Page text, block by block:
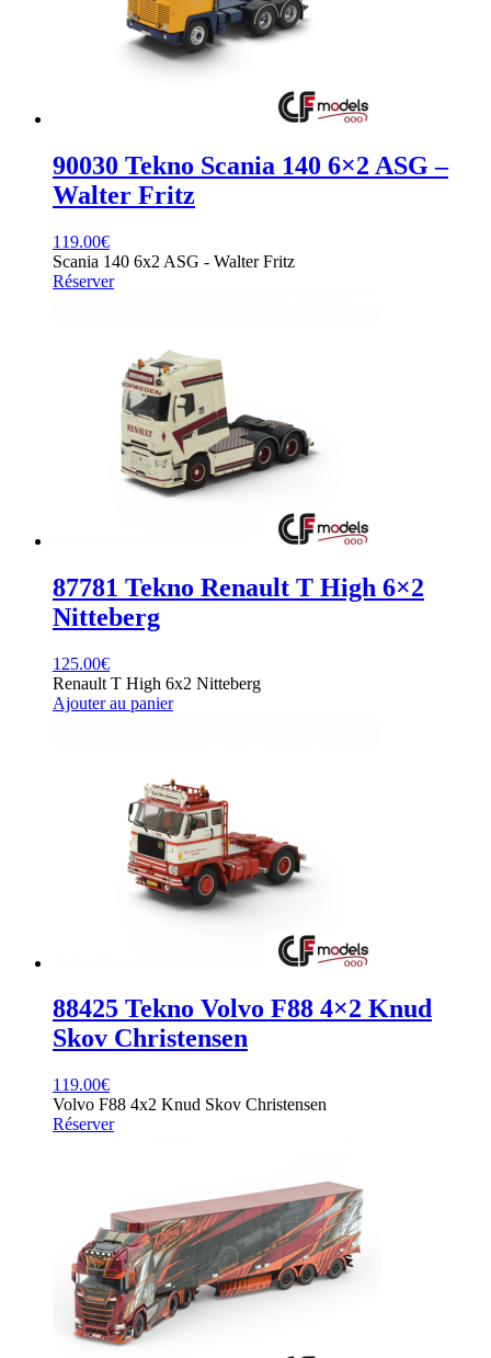
90030 Tekno Scania 140 6×2 ASG –
Walter Fritz
119.00€
Scania 140 6x2 ASG - Walter Fritz
Réserver
87781 Tekno Renault T High 6×2
Nitteberg
125.00€
Renault T High 6x2 Nitteberg
Ajouter au panier
88425 Tekno Volvo F88 4×2 Knud
Skov Christensen
119.00€
Volvo F88 4x2 Knud Skov Christensen
Réserver